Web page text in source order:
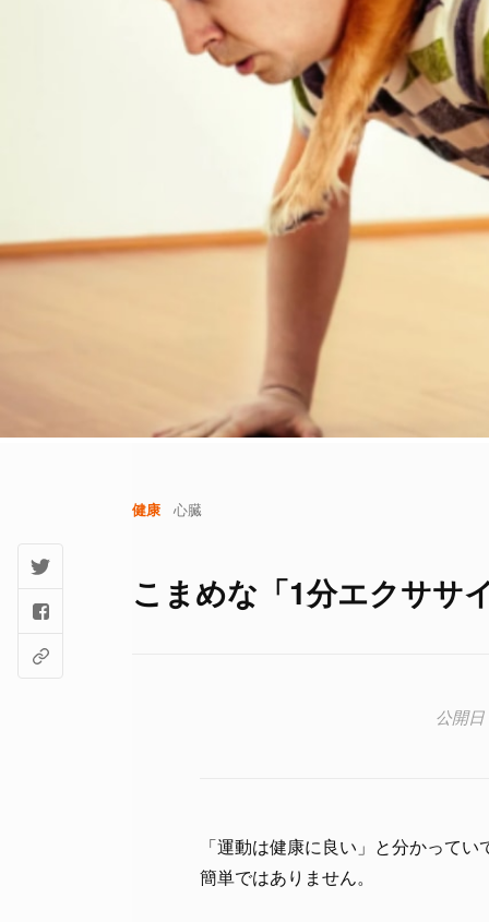
健康 心臓
こまめな「1分エクササ
「運動は健康に良い」と分かって
簡単ではありません。